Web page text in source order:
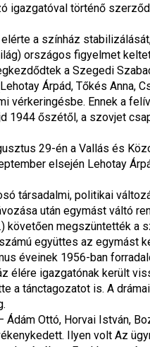
történő
a színház
országos figyelmet
a Szegedi
Árpád, Tőkés Anna,
Ennek a
őszétől, a szovjet
29-én a Vallás és
elsején Lehotay
társadalmi, politikai
után egymást váltó
követően megszüntették
együttes az egymást
éveinek 1956-ban
igazgatónak került
tánctagozatot is. A
Ottó, Horvai István,
Ilyen volt Az